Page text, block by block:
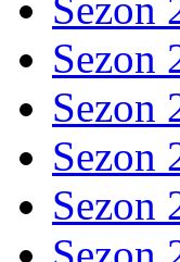
Sezon
Sezon
Sezon
Sezon